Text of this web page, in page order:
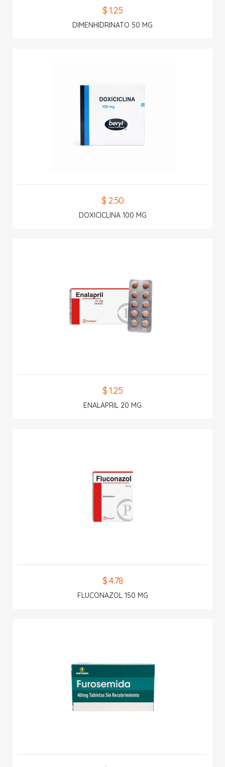
$ 1.25
DIMENHIDRINATO 50 MG
$ 2.50
DOXICICLINA 100 MG
$ 1.25
ENALAPRIL 20 MG
$ 4.78
FLUCONAZOL 150 MG